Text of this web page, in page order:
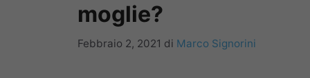
moglie?
Febbraio 2, 2021 di Marco Signorini